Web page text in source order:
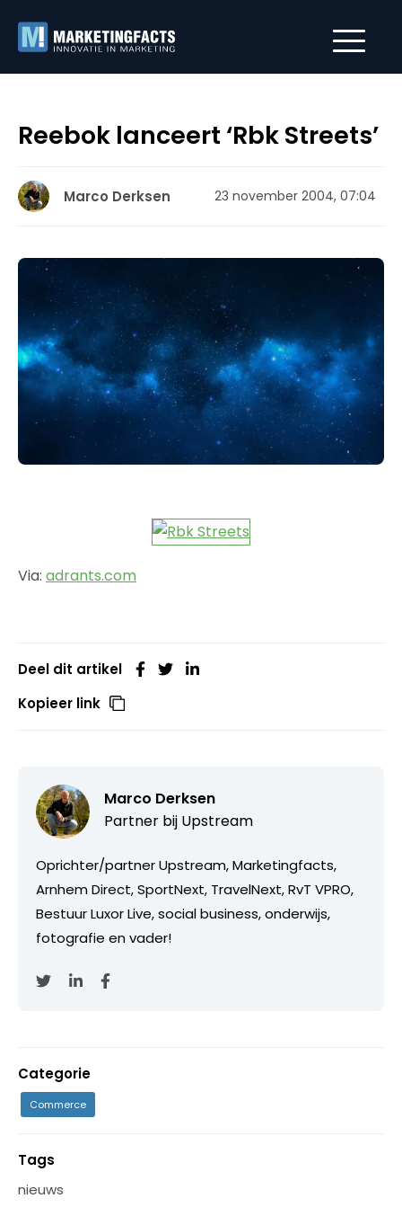
Reebok lanceert ‘Rbk Streets’
Marco Derksen 23 november 2004, 07:04
Via: adrants.com
Deel dit artikel
Kopieer link
Marco Derksen
Partner bij Upstream
Oprichter/partner Upstream, Marketingfacts,
Arnhem Direct, SportNext, TravelNext, RvT VPRO,
Bestuur Luxor Live, social business, onderwijs,
fotografie en vader!
Categorie
Commerce
Tags
nieuws